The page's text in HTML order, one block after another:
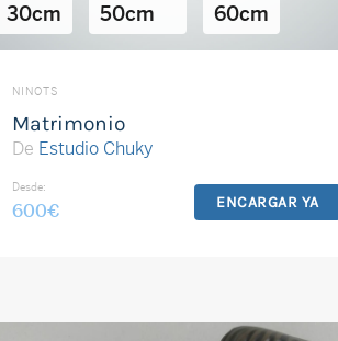
30cm
50cm
60cm
NINOTS
Matrimonio
De Estudio Chuky
Desde:
600€ ENCARGAR YA